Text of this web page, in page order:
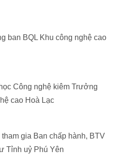
ban BQL Khu công nghệ cao
Công nghệ kiêm Trưởng
cao Hoà Lạc
gia Ban chấp hành, BTV
Tỉnh uỷ Phú Yên